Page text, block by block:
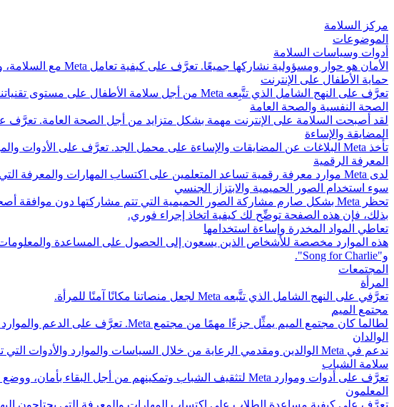
مركز السلامة
الموضوعات
أدوات وسياسات السلامة
الأمان هو حوار ومسؤولية نشاركها جميعًا. تعرَّف على كيفية تعامل Meta مع السلامة، وتعرَّف على الأدوات والموارد المتوفرة لك.
حماية الأطفال على الإنترنت
تعرَّف على النهج الشامل الذي تتَّبِعه Meta من أجل سلامة الأطفال على مستوى تقنياتنا، بما في ذلك جهودنا لمكافحة استغلال الأطفال على الإنترنت.
الصحة النفسية والصحة العامة
لقد أصبحت السلامة على الإنترنت مهمة بشكل متزايد من أجل الصحة العامة. تعرَّف
المضايقة والإساءة
تأخذ Meta البلاغات عن المضايقات والإساءة على محمل الجد. تعرَّف على الأدوات والموارد المدعومة من قِبل الخبراء حول منع المضايقة وإساءة استخدام الصور الحميمية.
المعرفة الرقمية
لدى Meta موارد معرفة رقمية تساعد المتعلمين على اكتساب المهارات والمعرفة التي يحتاجون إليها من أجل الازدهار في العالم الرقمي. تعرَّف على الموارد التي تم تكييفها إقليميًا للشباب الآباء والمُعلِمين.
سوء استخدام الصور الحميمية والابتزاز الجنسي
بذلك، فإن هذه الصفحة توضِّح لك كيفية اتخاذ إجراء فوري.
تعاطي المواد المخدرة وإساءة استخدامها
و"Song for Charlie".
المجتمعات
المرأة
تعرَّفي على النهج الشامل الذي تتَّبعه Meta لجعل منصاتنا مكانًا آمنًا للمرأة.
مجتمع الميم
لطالما كان مجتمع الميم يمثِّل جزءًا مهمًا من مجتمع Meta. تعرَّف على الدعم والموارد المتعلقة بسلامة مجتمع الميم على الإنترنت.
الوالدان
ندعم في Meta الوالدين ومقدمي الرعاية من خلال السياسات والموارد والأدوات التي تساعد على حماية سلامة الشباب وصحتهم على الإنترنت.
سلامة الشباب
تعرَّف على أدوات وموارد Meta لتثقيف الشباب وتمكينهم من أجل البقاء بأمان، ووضع أولوية لصحتهم، وإحداث تغيير إيجابي والاستجابة لأولئك الذين يعانون من المضايقة أو التفكير في الانتحار أو منعهم.
المعلمون
تعرَّف على كيفية مساعدة الطلاب على اكتساب المهارات والمعرفة التي يحتاجون